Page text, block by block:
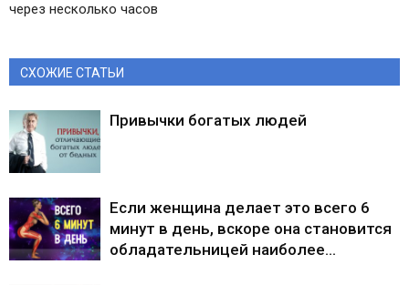
через несколько часов
СХОЖИЕ СТАТЬИ
Привычки богатых людей
Если женщина делает это всего 6
минут в день, вскоре она становится
обладательницей наиболее…